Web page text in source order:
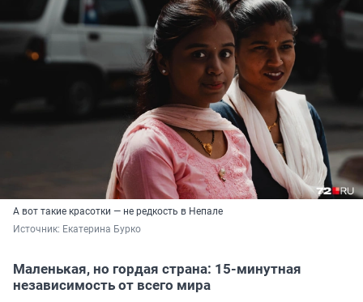
А вот такие красотки — не редкость в Непале
Источник: Екатерина Бурко
Маленькая, но гордая страна: 15-минутная
независимость от всего мира